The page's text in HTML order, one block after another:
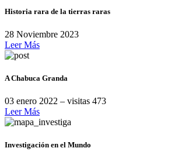
Historia rara de la tierras raras
28 Noviembre 2023
Leer Más
A Chabuca Granda
03 enero 2022 – visitas 473
Leer Más
Investigación en el Mundo